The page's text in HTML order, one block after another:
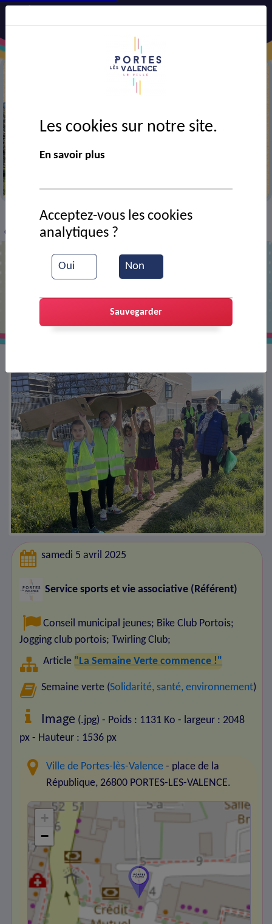
> VIE MUNICIPALE > Ressources documentaires
C’est parti pour la Semaine Verte !
samedi 5 avril 2025
Service sports et vie associative (Référent)
Conseil municipal jeunes; Bike Club Portois;
Jogging club portois; Twirling Club;
Article "La Semaine Verte commence !"
Semaine verte (Solidarité, santé, environnement)
Image (.jpg) - Poids : 1131 Ko - largeur : 2048
px - Hauteur : 1536 px
Ville de Portes-lès-Valence - place de la
République, 26800 PORTES-LES-VALENCE.
+
−
Les cookies sur notre site.
En savoir plus
Oui Non
Acceptez-vous les cookies
analytiques ?
Sauvegarder